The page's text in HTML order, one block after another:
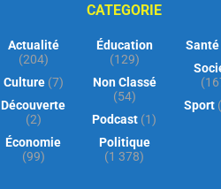
CATEGORIE
Actualité
(204)
Culture(7)
Découverte
(2)
Économie
(99)
Éducation
(129)
Non Classé
(54)
Podcast (1)
Politique
(1 378)
Santé
Sport